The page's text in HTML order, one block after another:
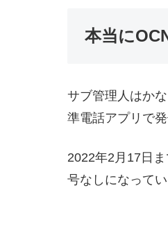
本当に
サブ管理人はか
準電話アプリで
2022年2月17日
号なしになってい